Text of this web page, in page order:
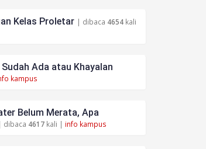
Kelas Proletar | dibaca 4654kali
Ada atau Khayalan
kampus
Belum Merata, Apa
| dibaca 4617kali | info kampus